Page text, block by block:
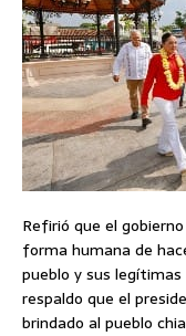
Refirió que el
forma humana de
pueblo y sus
respaldo que el
brindado al pueblo